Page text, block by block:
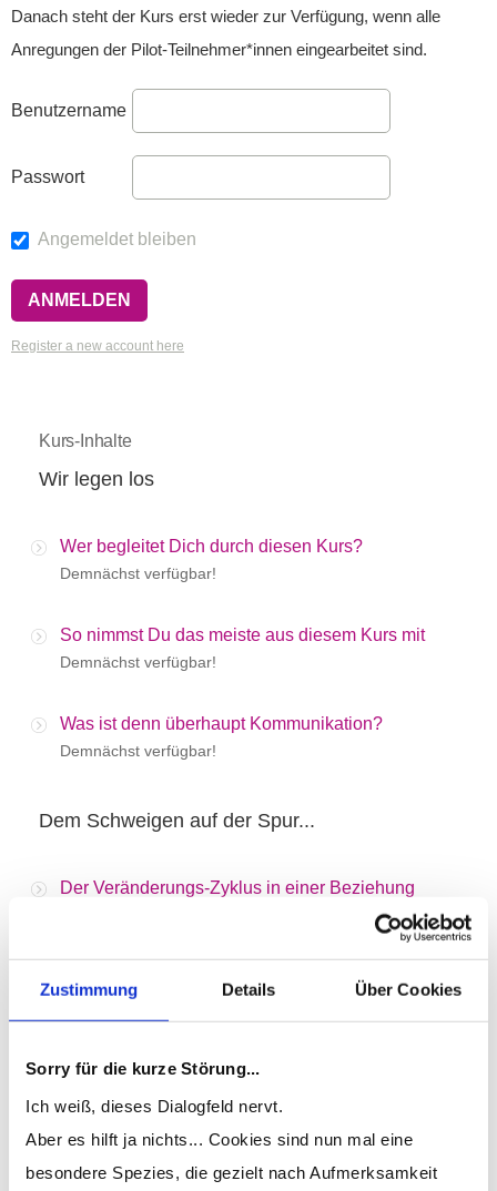
Zustimmung Details Über Cookies
Sorry für die kurze Störung...
Ich weiß, dieses Dialogfeld nervt.
Aber es hilft ja nichts... Cookies sind nun mal eine
besondere Spezies, die gezielt nach Aufmerksamkeit
Danach steht der Kurs erst wieder zur Verfügung, wenn alle
Anregungen der Pilot-Teilnehmer*innen eingearbeitet sind.
Benutzername
Passwort
Angemeldet bleiben
Register a new account here
Kurs-Inhalte
Wir legen los
Wer begleitet Dich durch diesen Kurs?
Demnächst verfügbar!
So nimmst Du das meiste aus diesem Kurs mit
Demnächst verfügbar!
Was ist denn überhaupt Kommunikation?
Demnächst verfügbar!
Dem Schweigen auf der Spur...
Der Veränderungs-Zyklus in einer Beziehung
Demnächst verfügbar!
Das Kopfkino entlarven
Wer stört denn hier?
Demnächst verfügbar!